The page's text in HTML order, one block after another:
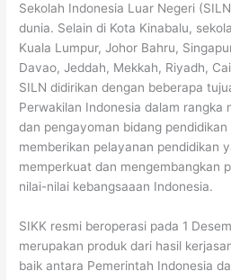
Sekolah Indonesia Luar Negeri
dunia. Selain di Kota Kinabalu,
Kuala Lumpur, Johor Bahru,
Davao, Jeddah, Mekkah, Riyadh,
SILN didirikan dengan beberapa
Perwakilan Indonesia dalam rangka
dan pengayoman bidang
memberikan pelayanan pendidikan
memperkuat dan mengembangkan
nilai-nilai kebangsaaan Indonesia.
SIKK resmi beroperasi pada 1
merupakan produk dari hasil
baik antara Pemerintah Indonesia